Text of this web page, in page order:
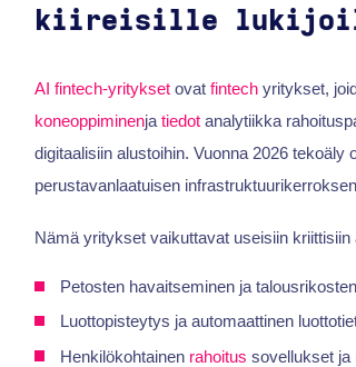
kiireisille
AI fintech-yrityksetovat fintechyritykset,
koneoppiminenja tiedotanalytiikka
digitaalisiin alustoihin. Vuonna 2026
perustavanlaatuisen
Nämä yritykset vaikuttavat useisiin kriittisiin
Petosten havaitseminen ja
Luottopisteytys ja automaattinen
Henkilökohtainen rahoitus sovellukset ja